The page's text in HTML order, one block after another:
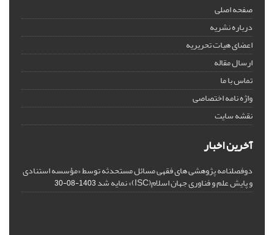
صفحه اصلی
درباره نشریه
اعضای هیات تحریریه
ارسال مقاله
تماس با ما
واژه نامه اختصاصی
نقشه سایت
آخرین اخبار
دوفصلنامه پژوهشی های فقهی مسائل مستحدثه توسط «مؤسسه استنادی
و پایش علم و فناوری جهان اسلام(ISC)» نمایه شد 1403-08-30